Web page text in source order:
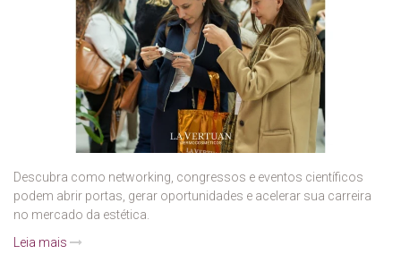
Descubra como networking, congressos e eventos científicos
podem abrir portas, gerar oportunidades e acelerar sua carreira
no mercado da estética.
Leia mais